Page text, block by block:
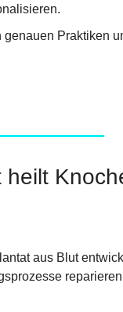
Praktiken
heilt
aus Blut